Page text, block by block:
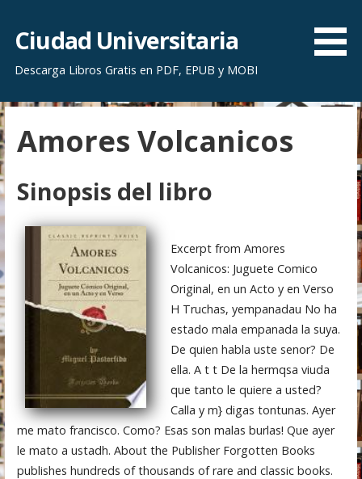
r
a
l
c
o
n
e
n
i
d
o
Ciudad Universitaria
Descarga Libros Gratis en PDF, EPUB y MOBI
Amores Volcanicos
Sinopsis del libro
Excerpt from Amores
Volcanicos: Juguete Comico
Original, en un Acto y en Verso
H Truchas, yempanadau No ha
estado mala empanada la suya.
De quien habla uste senor? De
ella. A t t De la hermqsa viuda
que tanto le quiere a usted?
Calla y m} digas tontunas. Ayer
me mato francisco. Como? Esas son malas burlas! Que ayer
le mato a ustadh. About the Publisher Forgotten Books
publishes hundreds of thousands of rare and classic books.